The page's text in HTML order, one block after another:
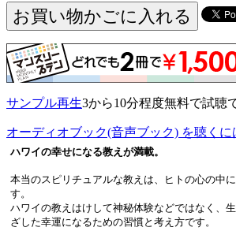
サンプル再生3から10分程度無料で試聴
オーディオブック(音声ブック) を聴くに
ハワイの幸せになる教えが満載。
本当のスピリチュアルな教えは、ヒトの心の中
す。
ハワイの教えはけして神秘体験などではなく、
ざした幸運になるための習慣と考え方です。